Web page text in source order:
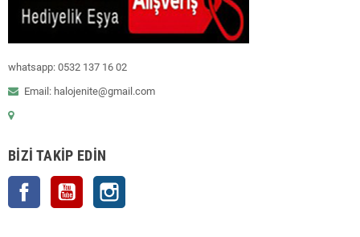
whatsapp: 0532 137 16 02
Email: halojenite@gmail.com
BIZI TAKIP EDIN
Facebook YouTube